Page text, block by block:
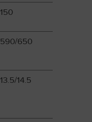
150
590/650
13.5/14.5